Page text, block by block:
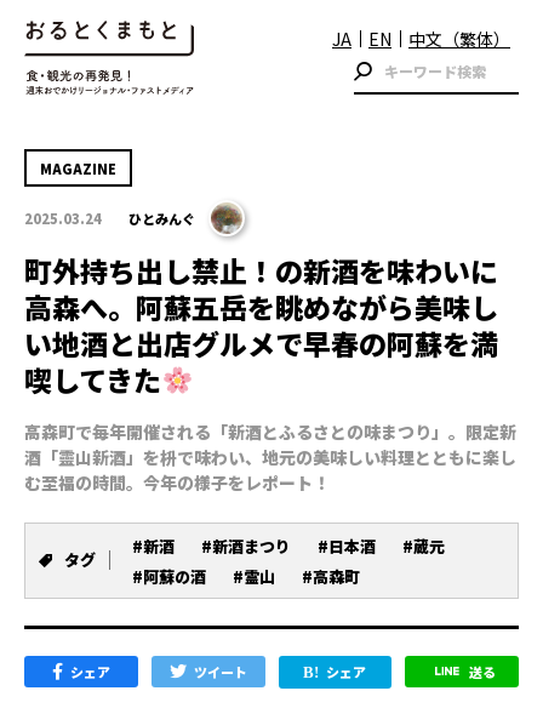
JA EN 中文（繁体）
MAGAZINE
2025.03.24 ひとみんぐ
町外持ち出し禁止！の新酒を味わいに
高森へ。阿蘇五岳を眺めながら美味し
い地酒と出店グルメで早春の阿蘇を満
喫してきた
高森町で毎年開催される「新酒とふるさとの味まつり」。限定新
酒「靈山新酒」を枡で味わい、地元の美味しい料理とともに楽し
む至福の時間。今年の様子をレポート！
タグ
#新酒 #新酒まつり #日本酒
#蔵元
#阿蘇の酒
#霊山 #高森町
シェア ツイート シェア 送る